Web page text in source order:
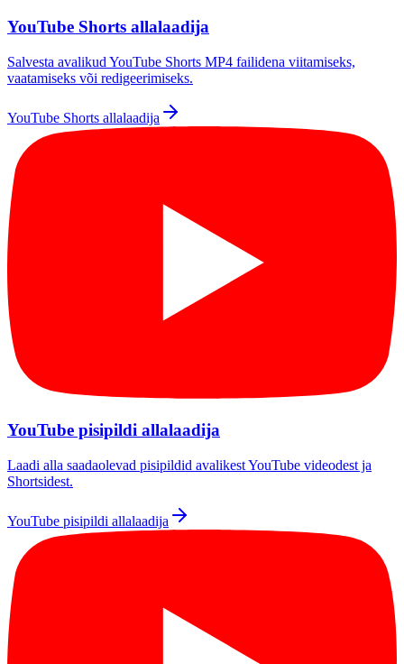
YouTube Shorts allalaadija
Salvesta avalikud YouTube Shorts MP4 failidena viitamiseks,
vaatamiseks või redigeerimiseks.
YouTube Shorts allalaadija
YouTube pisipildi allalaadija
Laadi alla saadaolevad pisipildid avalikest YouTube videodest ja
Shortsidest.
YouTube pisipildi allalaadija